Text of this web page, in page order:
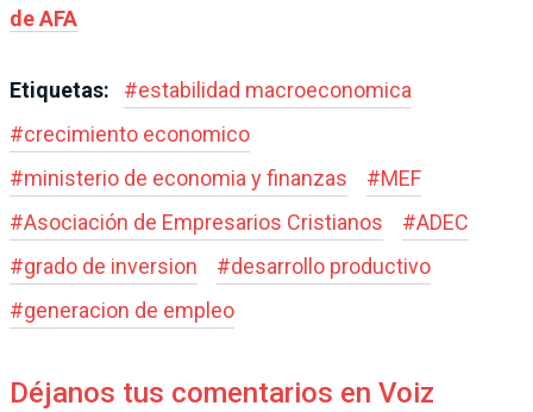
de AFA
Etiquetas: #estabilidad macroeconomica
#crecimiento economico
#ministerio de economia y finanzas #MEF
#Asociación de Empresarios Cristianos #ADEC
#grado de inversion #desarrollo productivo
#generacion de empleo
Déjanos tus comentarios en Voiz